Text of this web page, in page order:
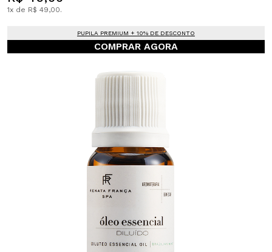
1x de R$ 49,00.
PUPILA PREMIUM + 10% DE DESCONTO
COMPRAR AGORA